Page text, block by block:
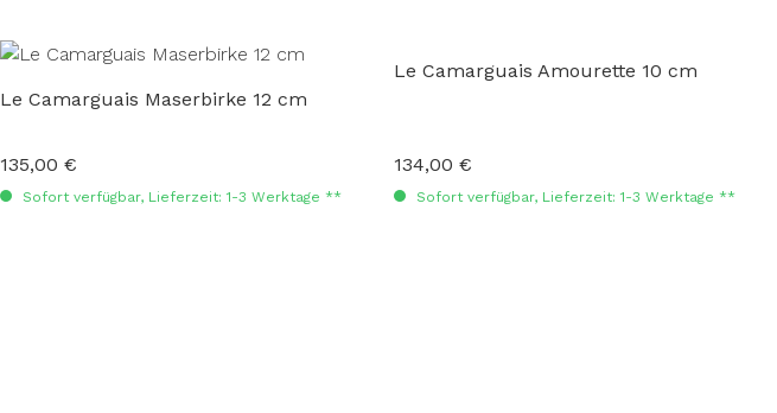
Le Camarguais Maserbirke 12 cm
Regulärer Preis:
135,00 €
Sofort verfügbar, Lieferzeit: 1-3 Werktage **
Le Camarguais Amourette 10 cm
Regulärer Preis:
134,00 €
Sofort verfügbar, Lieferzeit: 1-3 Werktage **